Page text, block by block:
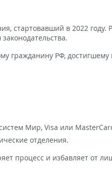
стартовавший в 2022 году.
гражданину РФ, достигшему
Мир, Visa или
отделения.
процесс и избавляет от